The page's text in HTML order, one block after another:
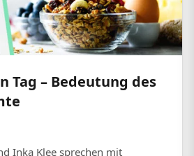
Tag – Bedeutung des
Inka Klee sprechen mit